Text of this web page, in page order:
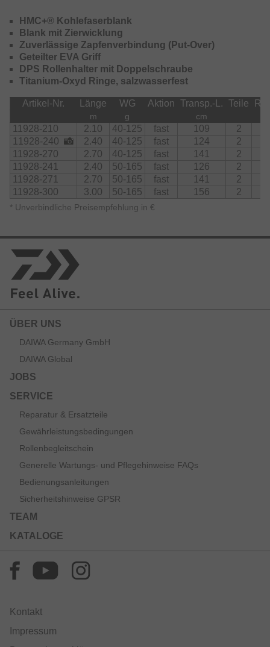
HMC+® Kohlefaserblank
Blank mit Zierwicklung
Zuverlässige Zapfenverbindung (Put-Over)
Geteilter EVA Griff
DPS Rollenhalter mit Doppelschraube
Titanium-Oxyd Ringe, salzwasserfest
Artikel-Nr. Länge WG Aktion Transp.-L. Teile
m g cm
11928-210 2.10 40-125 fast 109 2
11928-240
2.40 40-125 fast 124 2
11928-270
2.70 40-125 fast 141 2
11928-241
2.40 50-165 fast 126 2
11928-271
2.70 50-165 fast 141 2
11928-300
3.00 50-165 fast 156 2
* Unverbindliche Preisempfehlung in €
ÜBER UNS
DAIWA Germany GmbH
DAIWA Global
JOBS
SERVICE
Reparatur & Ersatzteile
Gewährleistungsbedingungen
Rollenbegleitschein
Generelle Wartungs- und Pflegehinweise FAQs
Bedienungsanleitungen
Sicherheitshinweise GPSR
TEAM
KATALOGE
Kontakt
Impressum